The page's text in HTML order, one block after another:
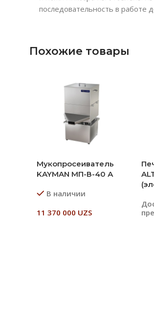
последовательность в работе
Похожие товары
Мукопросеиватель
KAYMAN МП-В-40 А
В наличии
11 370 000 UZS